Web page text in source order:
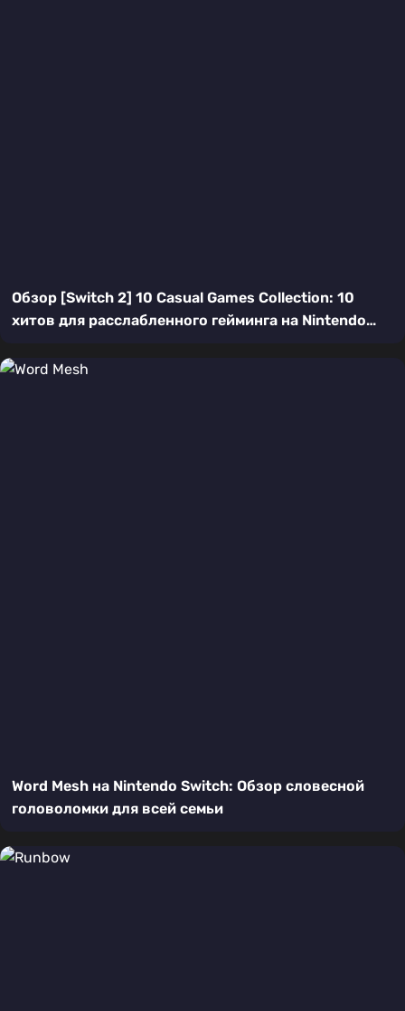
Обзор [Switch 2] 10 Casual Games Collection: 10
хитов для расслабленного гейминга на Nintendo
Word Mesh на Nintendo Switch: Обзор словесной
головоломки для всей семьи